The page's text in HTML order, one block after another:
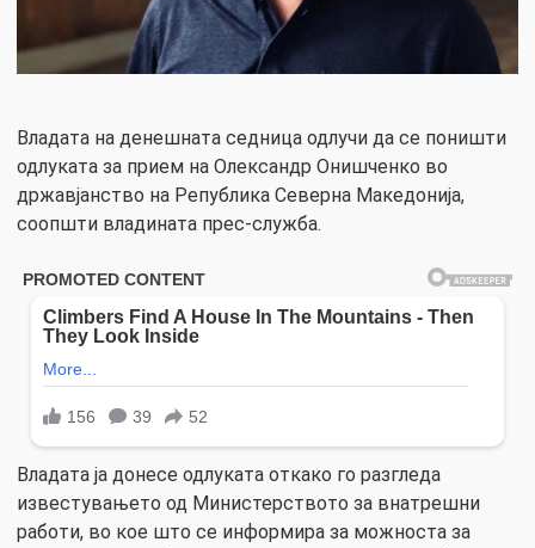
Владата на денешната седница одлучи да се поништи
одлуката за прием на Олександр Онишченко во
државјанство на Република Северна Македонија,
соопшти владината прес-служба.
Владата ја донесе одлуката откако го разгледа
известувањето од Министерството за внатрешни
работи, во кое што се информира за можноста за